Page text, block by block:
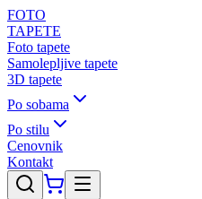
FOTO
TAPETE
Foto tapete
Samolepljive tapete
3D tapete
Po sobama
Po stilu
Cenovnik
Kontakt